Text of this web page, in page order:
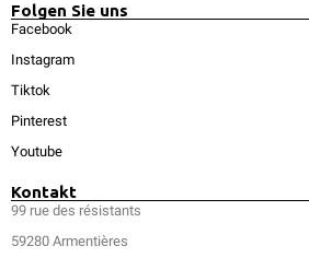
Folgen Sie uns
Facebook
Instagram
Tiktok
Pinterest
Youtube
Kontakt
99 rue des résistants
59280 Armentières